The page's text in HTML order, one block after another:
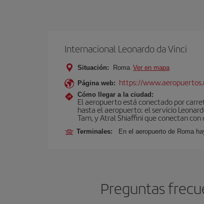
Internacional Leonardo da Vinci
Situación: Roma Ver en mapa
Página web: https://
Cómo llegar a la ciudad:
El aeropuerto está conectado por
hasta el aeropuerto: el servicio
Tam, y Atral Shiaffini que conectan
Terminales: En el aeropuerto de Roma
Preguntas